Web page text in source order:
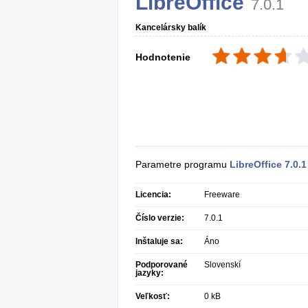
7.0.1
Kancelársky balík
Hodnotenie
Parametre programu LibreOffice 7.0.1
Licencia: Freeware
Číslo verzie: 7.0.1
Inštaluje sa: Áno
Podporované
jazyky:
Slovenskí
Veľkosť: 0 kB